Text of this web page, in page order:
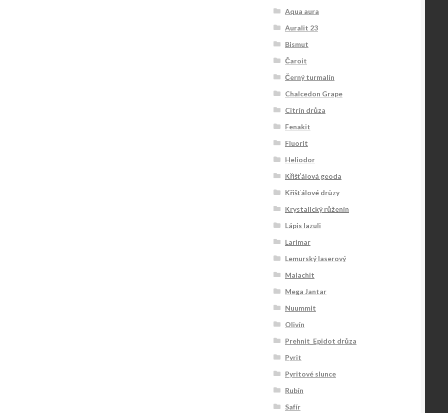
Aqua aura
Auralit 23
Bismut
Čaroit
Černý turmalín
Chalcedon Grape
Citrín drůza
Fenakit
Fluorit
Heliodor
Křišťálová geoda
Křišťálové drůzy
Krystalický růženín
Lápis lazuli
Larimar
Lemurský laserový
Malachit
Mega Jantar
Nuummit
Olivín
Prehnit_Epidot drůza
Pyrit
Pyritové slunce
Rubín
Safír